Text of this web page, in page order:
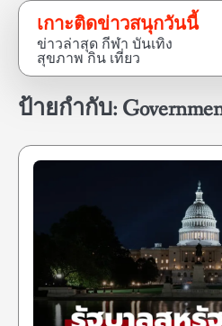
Skip
content
เกาะติดข่าวสนุกวันนี้
ข่าวล่าสุด กีฬา บันเทิง
สุขภาพ กิน เที่ยว
ป้ายกำกับ: